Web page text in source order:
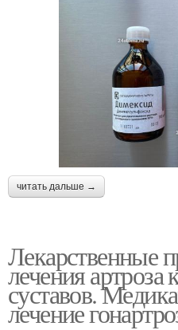
читать дальше →
Лекарственные
лечения артроза
суставов.
лечение